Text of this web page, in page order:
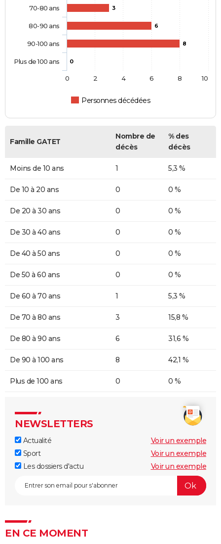
3
6
8
0
Personnes décédées
70-80 ans
80-90 ans
90-100 ans
Plus de 100 ans
0 2 4 6 8 10
Famille GATET
Nombre de
décès
% des
décès
Moins de 10 ans 1 5,3 %
De 10 à 20 ans 0 0 %
De 20 à 30 ans 0 0 %
De 30 à 40 ans 0 0 %
De 40 à 50 ans 0 0 %
De 50 à 60 ans 0 0 %
De 60 à 70 ans 1 5,3 %
De 70 à 80 ans 3 15,8 %
De 80 à 90 ans 6 31,6 %
De 90 à 100 ans 8 42,1 %
Plus de 100 ans 0 0 %
NEWSLETTERS
Actualité
Voir un exemple
Sport
Voir un exemple
Les dossiers d'actu
Voir un exemple
EN CE MOMENT